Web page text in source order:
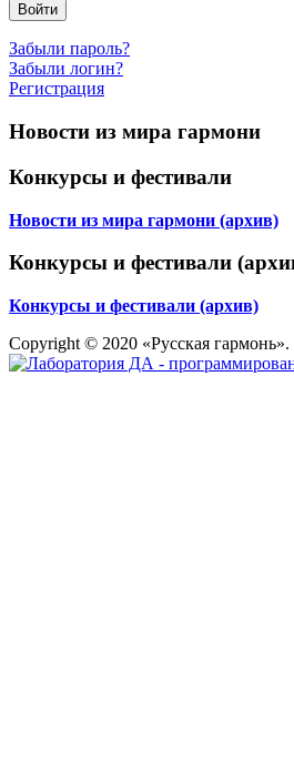
Войти
Забыли пароль?
Забыли логин?
Регистрация
Новости из мира гармони
Конкурсы и фестивали
Новости из мира гармони (архив)
Конкурсы и фестивали
Конкурсы и фестивали (архив)
Copyright © 2020 «Русская